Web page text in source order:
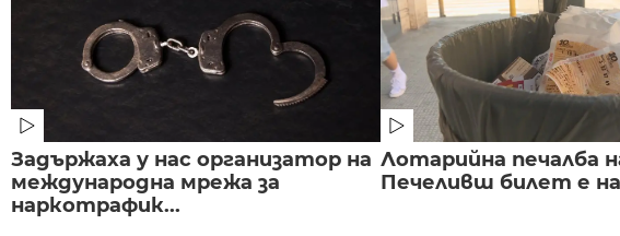
Задържаха у нас организатор на
международна мрежа за
наркотрафик...
Лотарийна печалба
Печеливш билет е